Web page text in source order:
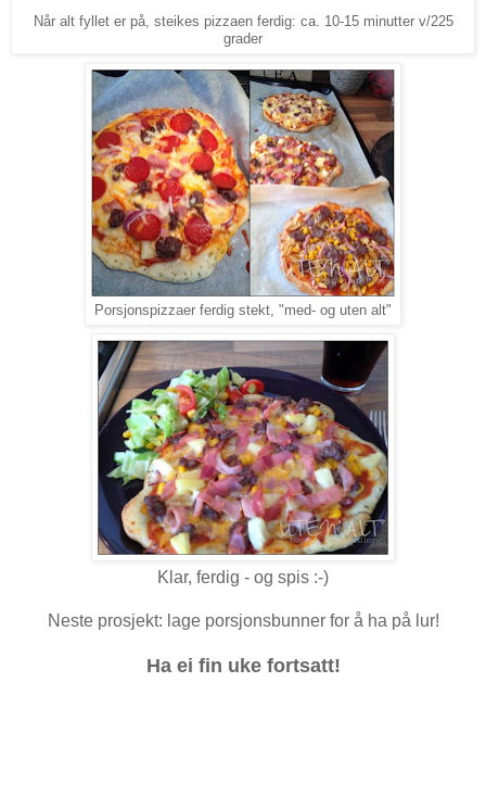
Når alt fyllet er på, steikes pizzaen ferdig: ca. 10-15 minutter v/225
grader
Porsjonspizzaer ferdig stekt, "med- og uten alt"
Klar, ferdig - og spis :-)
Neste prosjekt: lage porsjonsbunner for å ha på lur!
Ha ei fin uke fortsatt!